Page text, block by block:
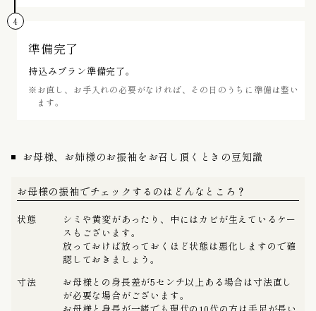
準備完了
持込みプラン準備完了。
※お直し、お手入れの必要がなければ、その日のうちに準備は整い
ます。
お母様、お姉様のお振袖をお召し頂くときの豆知識
お母様の振袖でチェックするのはどんなところ？
状態
シミや黄変があったり、中にはカビが生えているケー
スもございます。
放っておけば放っておくほど状態は悪化しますので確
認しておきましょう。
寸法
お母様との身長差が5センチ以上ある場合は寸法直し
が必要な場合がございます。